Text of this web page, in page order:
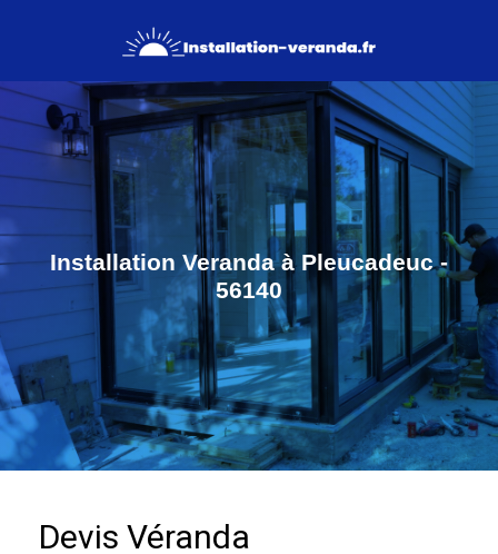
Installation Veranda à Pleucadeuc -
56140
Devis Véranda